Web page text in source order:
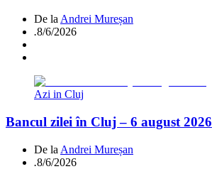
De la Andrei Mureșan
.8/6/2026
Azi in Cluj
Bancul zilei în Cluj – 6 august 2026
De la Andrei Mureșan
.8/6/2026